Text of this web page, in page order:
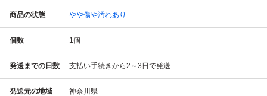
商品の状態 やや傷や汚れあり
個数 1個
発送までの日数 支払い手続きから2～3日で発送
発送元の地域 神奈川県